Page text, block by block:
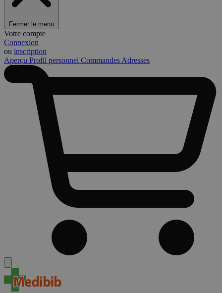
Fermer le menu
Votre compte
Connexion
ou inscription
Aperçu Profil personnel Commandes Adresses